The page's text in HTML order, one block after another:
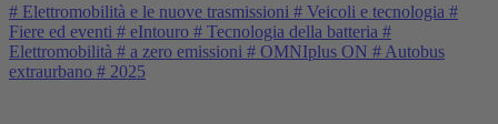
# Elettromobilità e le nuove trasmissioni # Veicoli e tecnologia #
Fiere ed eventi # eIntouro # Tecnologia della batteria #
Elettromobilità # a zero emissioni # OMNIplus ON # Autobus
extraurbano # 2025